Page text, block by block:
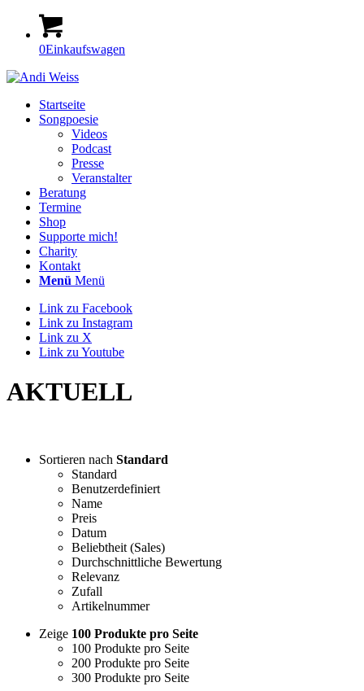
0Einkaufswagen
Startseite
Songpoesie
Videos
Podcast
Presse
Veranstalter
Beratung
Termine
Shop
Supporte mich!
Charity
Kontakt
Menü Menü
Link zu Facebook
Link zu Instagram
Link zu X
Link zu Youtube
AKTUELL
Sortieren nach Standard
Standard
Benutzerdefiniert
Name
Preis
Datum
Beliebtheit (Sales)
Durchschnittliche Bewertung
Relevanz
Zufall
Artikelnummer
Zeige 100 Produkte pro Seite
100 Produkte pro Seite
200 Produkte pro Seite
300 Produkte pro Seite